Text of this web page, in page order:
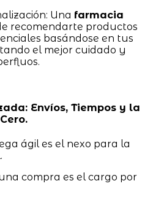
Una farmacia
recomendarte productos
basándose en tus
el mejor cuidado y
Envíos, Tiempos y la
ágil es el nexo para la
compra es el cargo por